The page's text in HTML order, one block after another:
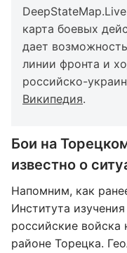
карта боевых
дает
линии фронта и
российско-
Википедия.
Бои на
известно о
Напомним, как
Института
российские войска
районе Торецка.